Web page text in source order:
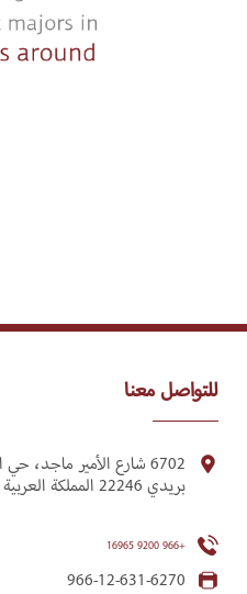
للتواصل معنا
بريدي 22246 المملكة العربية السعودية
+966 9200 16965
966-12-631-6270